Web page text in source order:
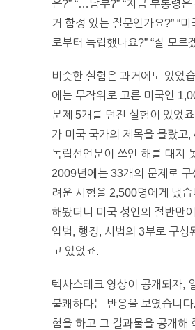
은?” “…남부?” “지금 부통령은
거 함정 있는 질문인가요?” “
로부터 독립했나요?” “잘 모르
비슷한 실험은 과거에도 있었
에는 무작위로 고른 미국인
문제 5개를 던진 실험이 있었
가 미국 국가의 제목을 몰랐고,
독립선언문이 쓰인 해를 대지
2009년에는 33개의 문제로 구
려운 시험을 2,500명에게 냈
해봤더니 미국 성인의 절반만
입법, 행정, 사법의 3부로 구성
고 있었죠.
텍사스테크 영상이 공개되자,
불쾌하다는 반응을 보였습니
험을 하고 그 결과물을 공개해